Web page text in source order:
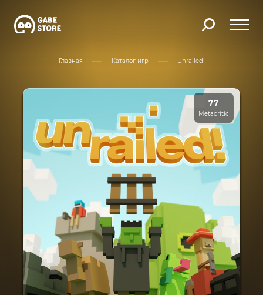
Главная Каталог игр Unrailed!
77
Metacritic